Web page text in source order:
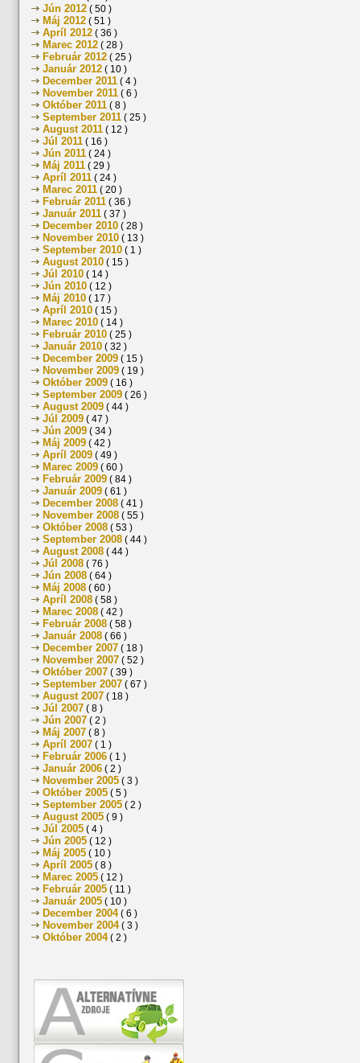
Jún 2012 ( 50 )
Máj 2012 ( 51 )
Apríl 2012 ( 36 )
Marec 2012 ( 28 )
Február 2012 ( 25 )
Január 2012 ( 10 )
December 2011 ( 4 )
November 2011 ( 6 )
Október 2011 ( 8 )
September 2011 ( 25 )
August 2011 ( 12 )
Júl 2011 ( 16 )
Jún 2011 ( 24 )
Máj 2011 ( 29 )
Apríl 2011 ( 24 )
Marec 2011 ( 20 )
Február 2011 ( 36 )
Január 2011 ( 37 )
December 2010 ( 28 )
November 2010 ( 13 )
September 2010 ( 1 )
August 2010 ( 15 )
Júl 2010 ( 14 )
Jún 2010 ( 12 )
Máj 2010 ( 17 )
Apríl 2010 ( 15 )
Marec 2010 ( 14 )
Február 2010 ( 25 )
Január 2010 ( 32 )
December 2009 ( 15 )
November 2009 ( 19 )
Október 2009 ( 16 )
September 2009 ( 26 )
August 2009 ( 44 )
Júl 2009 ( 47 )
Jún 2009 ( 34 )
Máj 2009 ( 42 )
Apríl 2009 ( 49 )
Marec 2009 ( 60 )
Február 2009 ( 84 )
Január 2009 ( 61 )
December 2008 ( 41 )
November 2008 ( 55 )
Október 2008 ( 53 )
September 2008 ( 44 )
August 2008 ( 44 )
Júl 2008 ( 76 )
Jún 2008 ( 64 )
Máj 2008 ( 60 )
Apríl 2008 ( 58 )
Marec 2008 ( 42 )
Február 2008 ( 58 )
Január 2008 ( 66 )
December 2007 ( 18 )
November 2007 ( 52 )
Október 2007 ( 39 )
September 2007 ( 67 )
August 2007 ( 18 )
Júl 2007 ( 8 )
Jún 2007 ( 2 )
Máj 2007 ( 8 )
Apríl 2007 ( 1 )
Február 2006 ( 1 )
Január 2006 ( 2 )
November 2005 ( 3 )
Október 2005 ( 5 )
September 2005 ( 2 )
August 2005 ( 9 )
Júl 2005 ( 4 )
Jún 2005 ( 12 )
Máj 2005 ( 10 )
Apríl 2005 ( 8 )
Marec 2005 ( 12 )
Február 2005 ( 11 )
Január 2005 ( 10 )
December 2004( 6 )
November 2004( 3 )
Október 2004( 2 )